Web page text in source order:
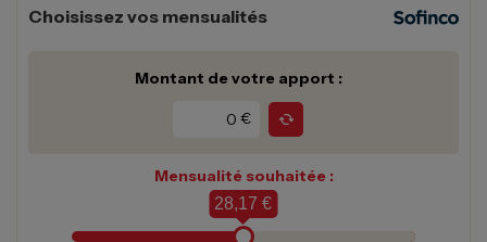
Choisissez vos mensualités
Montant de votre apport :
€
Mensualité souhaitée :
28,17 €